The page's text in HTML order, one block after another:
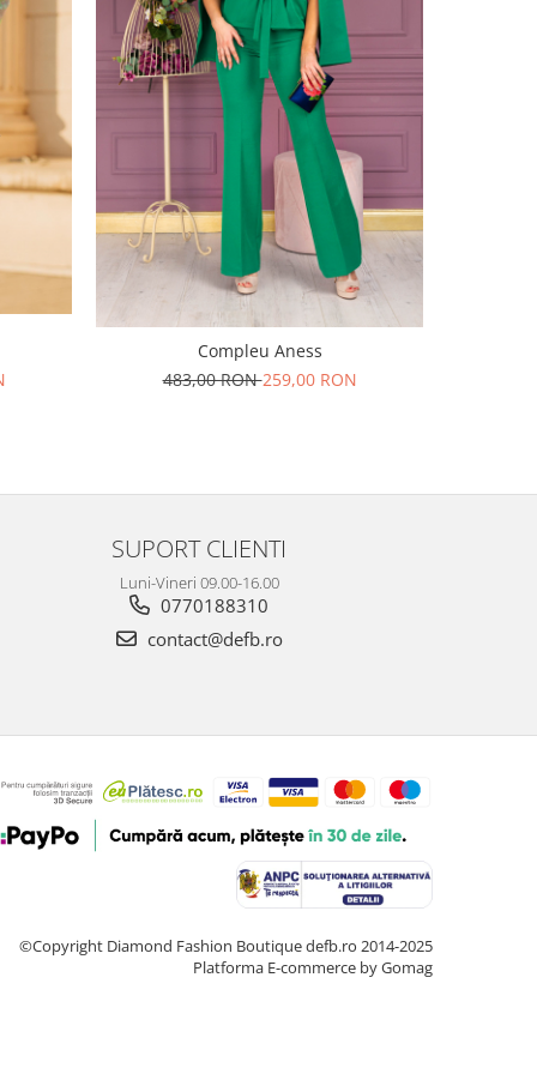
Compleu Aness
483,00 RON259,00 RON
SUPORT CLIENTI
Luni-Vineri 09.00-16.00
0770188310
contact@defb.ro
©Copyright Diamond Fashion Boutique defb.ro 2014-2025
Platforma E-commerce by Gomag